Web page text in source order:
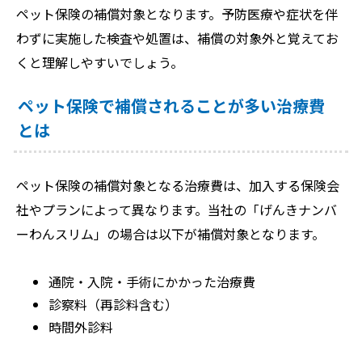
ペット保険の補償対象となります。予防医療や症状を伴
わずに実施した検査や処置は、補償の対象外と覚えてお
くと理解しやすいでしょう。
ペット保険で補償されることが多い治療費
とは
ペット保険の補償対象となる治療費は、加入する保険会
社やプランによって異なります。当社の「げんきナンバ
ーわんスリム」の場合は以下が補償対象となります。
通院・入院・手術にかかった治療費
診察料（再診料含む）
時間外診料